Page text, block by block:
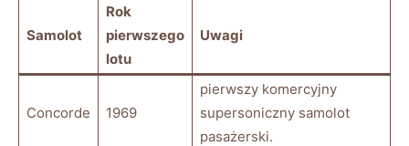
Samolot
Rok
pierwszego
lotu
Uwagi
Concorde 1969
pierwszy‍ komercyjny
supersoniczny samolot
pasażerski.